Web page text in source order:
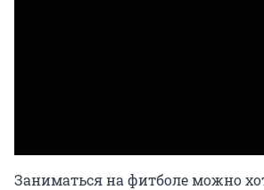
Заниматься на фитболе можно